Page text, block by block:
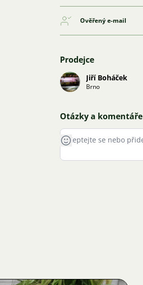
Ověřený e-mail
Prodejce
Jiří Boháček
Brno
Otázky a komentáře